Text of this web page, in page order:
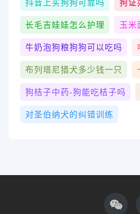
抖音上买狗狗可靠吗 狗证
长毛吉娃娃怎么护理 玉米
牛奶泡狗粮狗狗可以吃吗
布列塔尼猎犬多少钱一只
狗桔子中药-狗能吃桔子吗
对圣伯纳犬的纠错训练